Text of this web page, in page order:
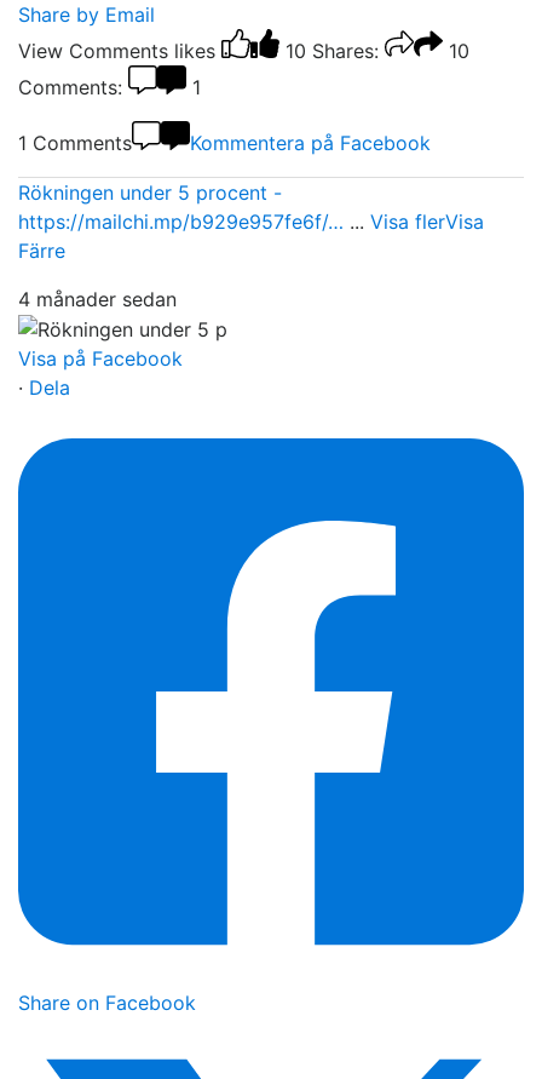
Share by Email
View Comments likes 10 Shares:
10
Comments:
1
1 Comments Kommentera på Facebook
Rökningen under 5 procent -
https://mailchi.mp/b929e957fe6f/… ... Visa flerVisa
Färre
4 månader sedan
Visa på Facebook
· Dela
Share on Facebook